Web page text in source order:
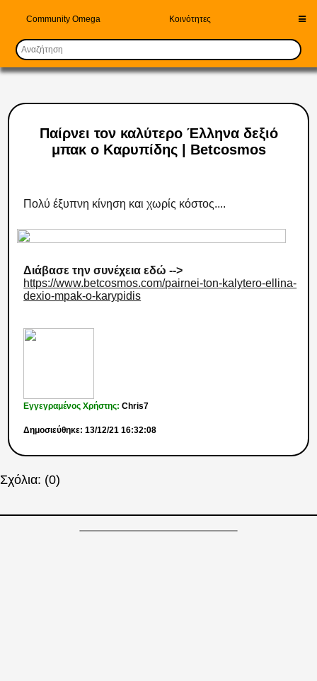
Community Omega Κοινότητες
Παίρνει τον καλύτερο Έλληνα δεξιό
μπακ ο Καρυπίδης | Betcosmos
Πολύ έξυπνη κίνηση και χωρίς κόστος....
Διάβασε την συνέχεια εδώ -->
https://www.betcosmos.com/pairnei-ton-kalytero-ellina-
dexio-mpak-o-karypidis
Εγγεγραμένος Χρήστης:Chris7
Δημοσιεύθηκε: 13/12/21 16:32:08
Σχόλια: (0)